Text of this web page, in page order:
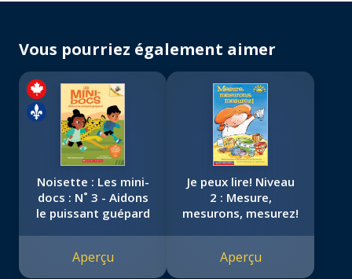
Vous pourriez également aimer
Noisette : Les mini-
docs : N˚ 3 - Aidons
le puissant guépard
Aperçu
Je peux lire! Niveau
2 : Mesure,
mesurons, mesurez!
Aperçu